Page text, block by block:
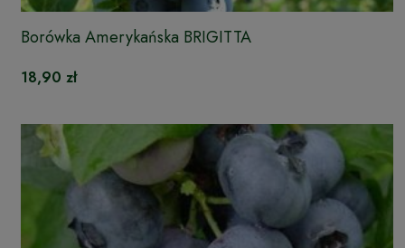
Borówka Amerykańska BRIGITTA
18,90 zł